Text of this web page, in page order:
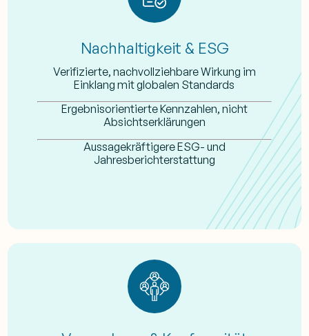
Nachhaltigkeit & ESG
Verifizierte, nachvollziehbare Wirkung im
Einklang mit globalen Standards
Ergebnisorientierte Kennzahlen, nicht
Absichtserklärungen
Aussagekräftigere ESG- und
Jahresberichterstattung